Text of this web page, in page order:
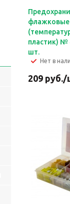
флажковые
пластик) №
шт.
Нет в
209 руб./